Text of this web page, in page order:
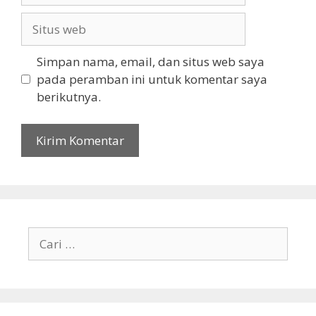
web
Simpan nama, email, dan situs web saya
pada peramban ini untuk komentar saya
berikutnya.
untuk: